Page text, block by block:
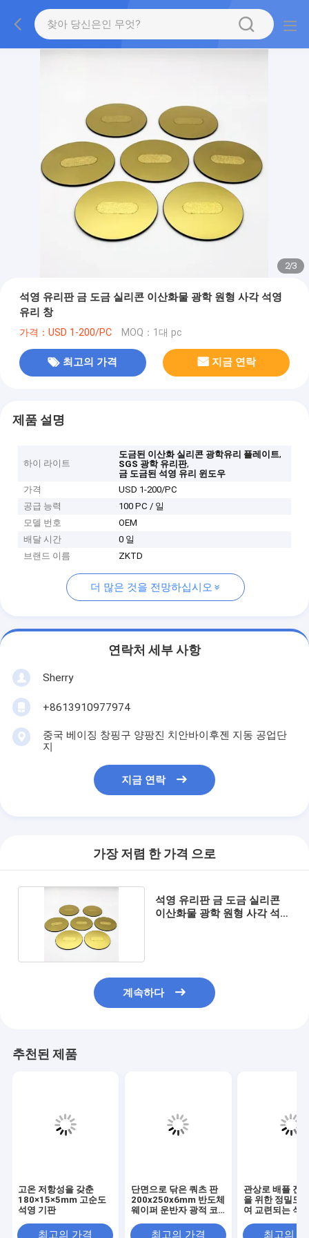
2/3
석영 유리판 금 도금 실리콘 이산화물 광학 원형 사각 석영
유리 창
가격：USD 1-200/PC MOQ：1대 pc
최고의 가격 지금 연락
제품 설명
하이 라이트
도금된 이산화 실리콘 광학유리 플레이트,
SGS 광학 유리판,
금 도금된 석영 유리 윈도우
가격
USD 1-200/PC
공급 능력
100 PC / 일
모델 번호
OEM
배달 시간
0 일
브랜드 이름
ZKTD
더 많은 것을 전망하십시오
연락처 세부 사항
Sherry
+8613910977974
중국 베이징 창핑구 양팡진 치안바이후젠 지동 공업단
지
지금 연락
가장 저렴 한 가격 으로
석영 유리판 금 도금 실리콘
이산화물 광학 원형 사각 석영
계속하다
추천된 제품
고온 저항성을 갖춘
180×15×5mm 고순도
석영 기판
최고의 가격
단면으로 닦은 쿼츠 판
200x250x6mm 반도체
웨이퍼 운반자 광적 코
최고의 가격
관상로 배플 진
을 위한 정밀도
여 교련되는 석
수성
최고의